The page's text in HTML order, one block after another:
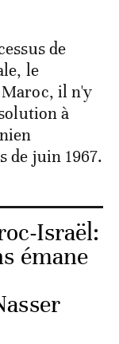
de
le
il n'y
à
de juin 1967.
Israël:
émane